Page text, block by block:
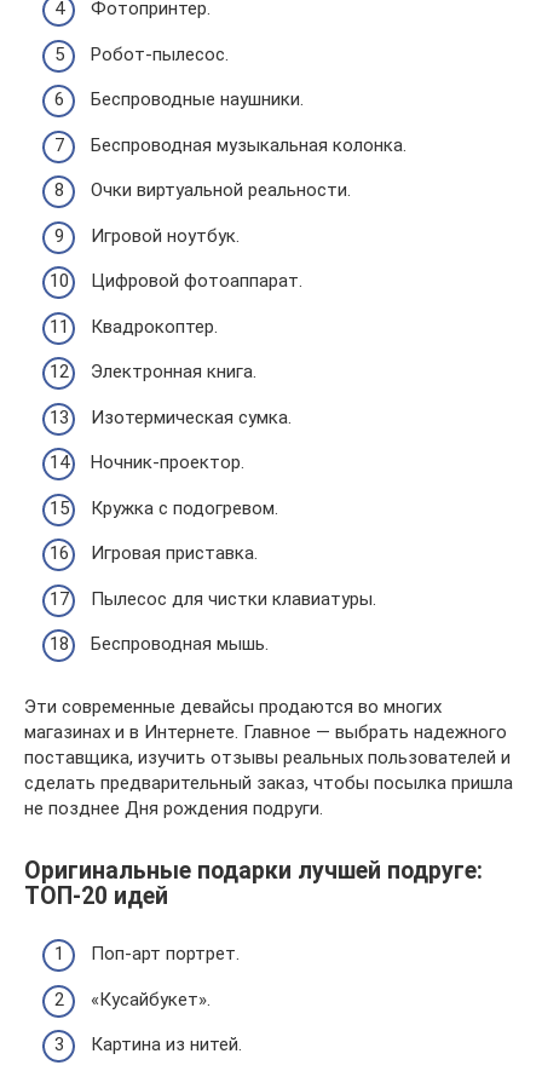
Фотопринтер.
Робот-пылесос.
Беспроводные наушники.
Беспроводная музыкальная колонка.
Очки виртуальной реальности.
Игровой ноутбук.
Цифровой фотоаппарат.
Квадрокоптер.
Электронная книга.
Изотермическая сумка.
Ночник-проектор.
Кружка с подогревом.
Игровая приставка.
Пылесос для чистки клавиатуры.
Беспроводная мышь.
Эти современные девайсы продаются во многих
магазинах и в Интернете. Главное — выбрать надежного
поставщика, изучить отзывы реальных пользователей и
сделать предварительный заказ, чтобы посылка пришла
не позднее Дня рождения подруги.
Оригинальные подарки лучшей подруге:
ТОП-20 идей
Поп-арт портрет.
«Кусайбукет».
Картина из нитей.